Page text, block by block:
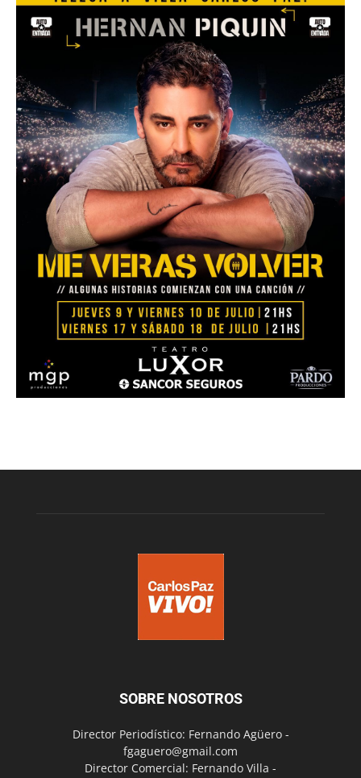
SOBRE NOSOTROS
Director Periodístico: Fernando Agüero -
fgaguero@gmail.com
Director Comercial: Fernando Villa -